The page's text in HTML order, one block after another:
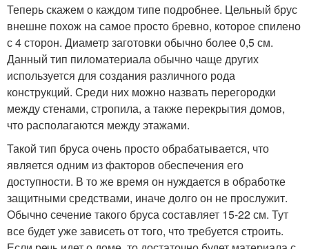
Теперь скажем о каждом типе подробнее. Цельный брус
внешне похож на самое просто бревно, которое спилено
с 4 сторон. Диаметр заготовки обычно более 0,5 см.
Данный тип пиломатериала обычно чаще других
используется для создания различного рода
конструкций. Среди них можно назвать перегородки
между стенами, стропила, а также перекрытия домов,
что располагаются между этажами.
Такой тип бруса очень просто обрабатывается, что
является одним из факторов обеспечения его
доступности. В то же время он нуждается в обработке
защитными средствами, иначе долго он не прослужит.
Обычно сечение такого бруса составляет 15-22 см. Тут
все будет уже зависеть от того, что требуется строить.